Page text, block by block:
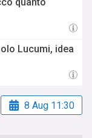
Lucumi, idea
8 Aug 11:30